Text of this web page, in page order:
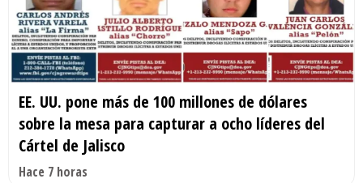
EE. UU. pone más de 100 millones de dólares
sobre la mesa para capturar a ocho líderes del
Cártel de Jalisco
Hace 7 horas